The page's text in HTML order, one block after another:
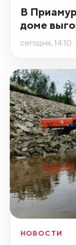
В
доме
сегодня, 14:10
НОВОСТИ